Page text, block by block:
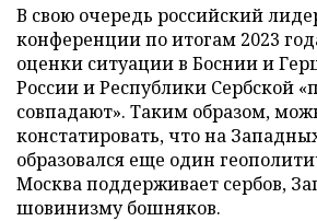
В свою очередь российский
конференции по итогам 2023
оценки ситуации в Боснии и
России и Республики Сербской
совпадают». Таким образом,
констатировать, что на
образовался еще один
Москва поддерживает сербов,
шовинизму бошняков.